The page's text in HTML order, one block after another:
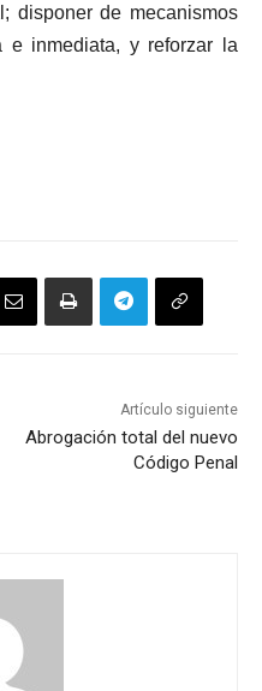
disponer de mecanismos
e inmediata, y reforzar la
Artículo siguiente
Abrogación total del nuevo
Código Penal